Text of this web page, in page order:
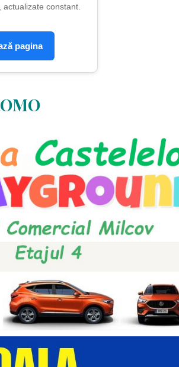
actualizate constant.
pagina